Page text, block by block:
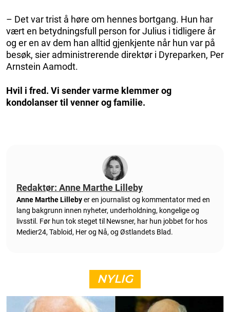
– Det var trist å høre om hennes bortgang. Hun har
vært en betydningsfull person for Julius i tidligere år
og er en av dem han alltid gjenkjente når hun var på
besøk, sier administrerende direktør i Dyreparken, Per
Arnstein Aamodt.
Hvil i fred. Vi sender varme klemmer og
kondolanser til venner og familie.
Redaktør: Anne Marthe Lilleby
Anne Marthe Lillebyer en journalist og kommentator med en
lang bakgrunn innen nyheter, underholdning, kongelige og
livsstil. Før hun tok steget til Newsner, har hun jobbet for hos
Medier24, Tabloid, Her og Nå, og Østlandets Blad.
NYLIG